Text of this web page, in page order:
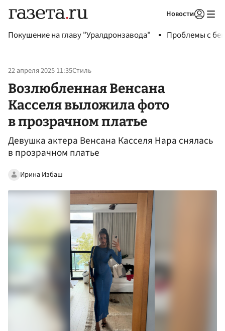
Новости
Покушение на главу "Уралдронзавода" Проблемы с
22 апреля 2025 11:35Стиль
Возлюбленная Венсана
Касселя выложила фото
в прозрачном платье
Девушка актера Венсана Касселя Нара снялась
в прозрачном платье
Ирина Избаш